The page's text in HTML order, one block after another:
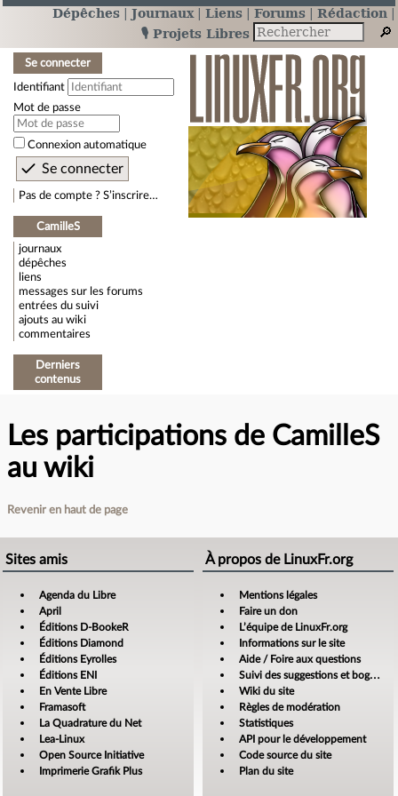
Dépêches Journaux Liens Forums
Rédaction
🎙️ Projets Libres
Se connecter
Identifiant
Mot de passe
Connexion automatique
Pas de compte ? S’inscrire…
CamilleS
journaux
dépêches
liens
messages sur les forums
entrées du suivi
ajouts au wiki
commentaires
Derniers
contenus
Les participations de CamilleS
au wiki
Revenir en haut de page
Sites amis
Agenda du Libre
April
Éditions D-BookeR
Éditions Diamond
Éditions Eyrolles
Éditions ENI
En Vente Libre
Framasoft
La Quadrature du Net
Lea-Linux
Open Source Initiative
Imprimerie Grafik Plus
À propos de LinuxFr.org
Mentions légales
Faire un don
L’équipe de LinuxFr.org
Informations sur le site
Aide / Foire aux questions
Suivi des suggestions et bogues
Wiki du site
Règles de modération
Statistiques
API pour le développement
Code source du site
Plan du site